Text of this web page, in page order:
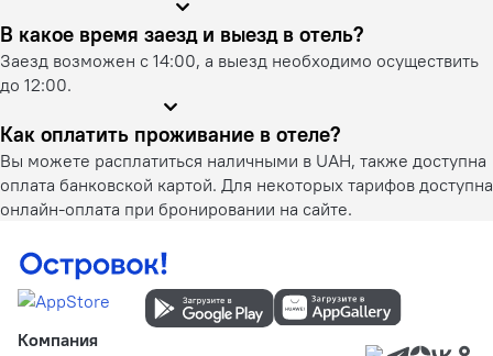
В какое время заезд и выезд в отель?
Заезд возможен с 14:00, а выезд необходимо осуществить
до 12:00.
Как оплатить проживание в отеле?
Вы можете расплатиться наличными в UAH, также доступна
оплата банковской картой. Для некоторых тарифов доступна
онлайн-оплата при бронировании на сайте.
Компания